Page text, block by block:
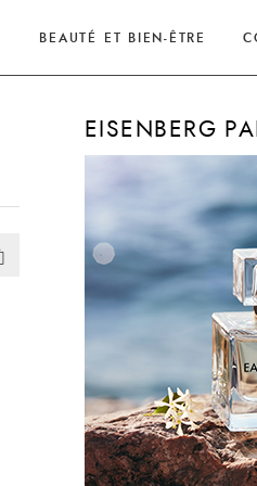
BEAUTÉ ET BIEN-ÊTRE
EISENBERG